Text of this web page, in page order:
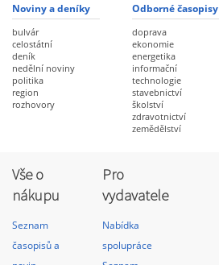
Noviny a deníky
bulvár
celostátní
deník
nedělní noviny
politika
region
rozhovory
Odborné časopisy
doprava
ekonomie
energetika
informační
technologie
stavebnictví
školství
zdravotnictví
zemědělství
Vše o
nákupu
Seznam
časopisů a
Pro
vydavatele
Nabídka
spolupráce